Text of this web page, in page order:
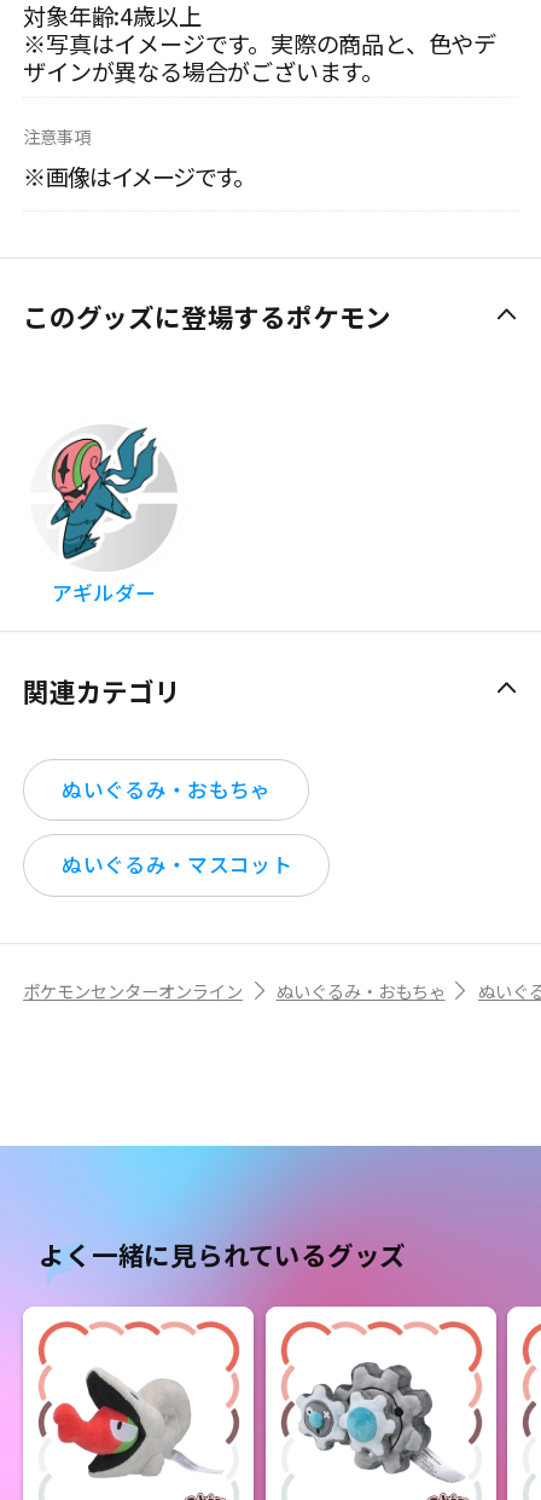
対象年齢:4歳以上
※写真はイメージです。実際の商品と、色やデ
ザインが異なる場合がございます。
注意事項
※画像はイメージです。
このグッズに登場するポケモン
アギルダー
関連カテゴリ
ぬいぐるみ・おもちゃ
ぬいぐるみ・マスコット
ポケモンセンターオンライン ぬいぐるみ・おもちゃ ぬいぐ
よく一緒に見られているグッズ